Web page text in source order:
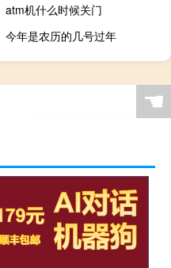
atm机什么时候关门
今年是农历的几号过年
☚